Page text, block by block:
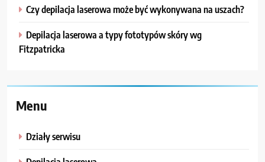
Czy depilacja laserowa może być wykonywana na uszach?
Depilacja laserowa a typy fototypów skóry wg
Fitzpatricka
Menu
Działy serwisu